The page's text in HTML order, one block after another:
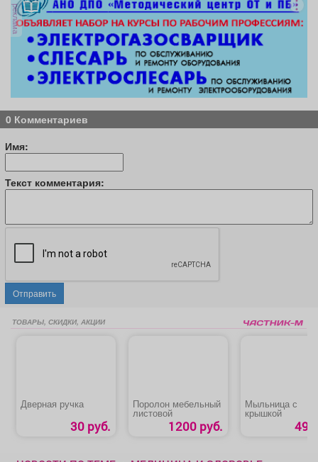
реклама
0 Комментариев
Имя:
Текст комментария:
Отправить
ТОВАРЫ, СКИДКИ, АКЦИИ
Дверная ручка
30 руб.
Поролон мебельный
листовой
1200 руб.
Мыльница с
крышкой
49